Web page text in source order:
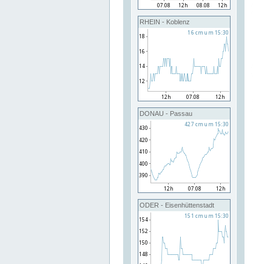
RHEIN - Koblenz
DONAU - Passau
ODER - Eisenhüttenstadt